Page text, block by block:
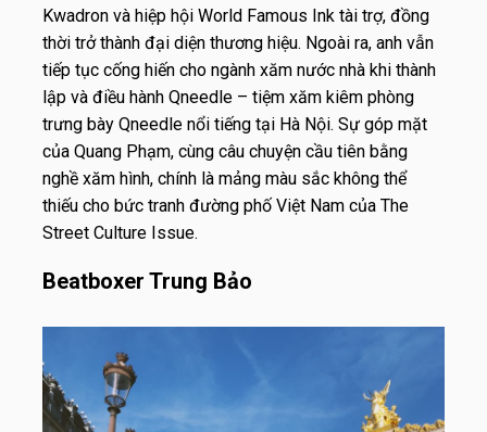
Kwadron và hiệp hội World Famous Ink tài trợ, đồng
thời trở thành đại diện thương hiệu. Ngoài ra, anh vẫn
tiếp tục cống hiến cho ngành xăm nước nhà khi thành
lập và điều hành Qneedle – tiệm xăm kiêm phòng
trưng bày Qneedle nổi tiếng tại Hà Nội. Sự góp mặt
của Quang Phạm, cùng câu chuyện cầu tiên bằng
nghề xăm hình, chính là mảng màu sắc không thể
thiếu cho bức tranh đường phố Việt Nam của The
Street Culture Issue.
Beatboxer Trung Bảo